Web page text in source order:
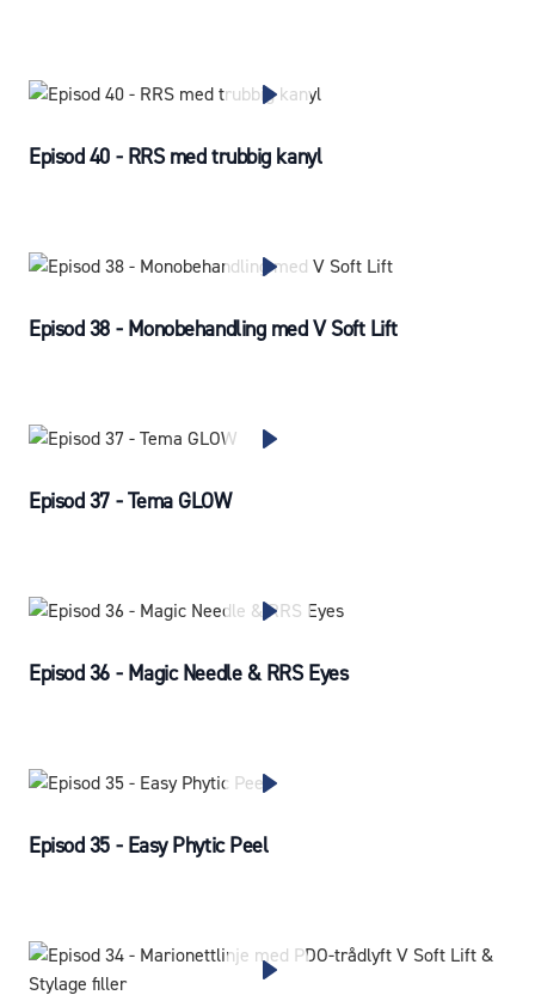
Episod 40 - RRS med trubbig kanyl
Episod 38 - Monobehandling med V Soft Lift
Episod 37 - Tema GLOW
Episod 36 - Magic Needle & RRS Eyes
Episod 35 - Easy Phytic Peel